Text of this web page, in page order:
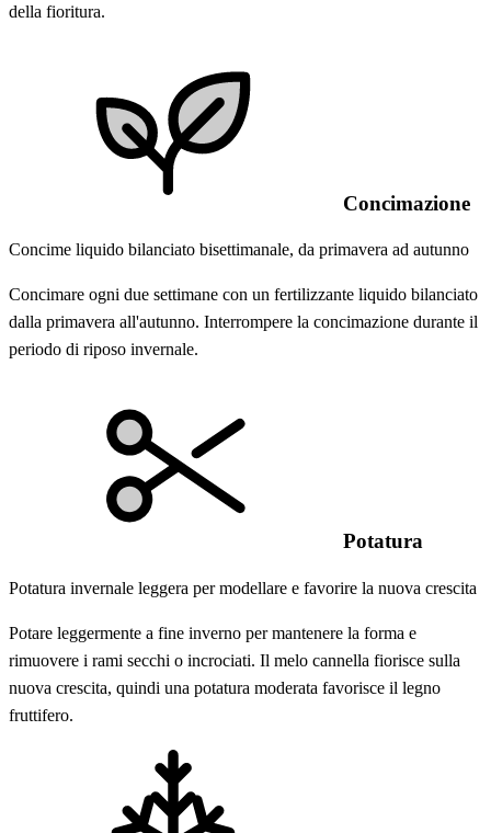
della fioritura.
Concimazione
Concime liquido bilanciato bisettimanale, da primavera ad autunno
Concimare ogni due settimane con un fertilizzante liquido bilanciato
dalla primavera all'autunno. Interrompere la concimazione durante il
periodo di riposo invernale.
Potatura
Potatura invernale leggera per modellare e favorire la nuova crescita
Potare leggermente a fine inverno per mantenere la forma e
rimuovere i rami secchi o incrociati. Il melo cannella fiorisce sulla
nuova crescita, quindi una potatura moderata favorisce il legno
fruttifero.